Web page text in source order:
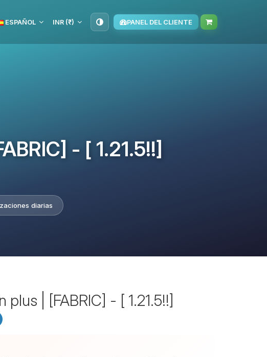
ESPAÑOL INR (₹) PANEL DEL CLIENTE
- [ 1.21.5!!]
diarias
| [FABRIC] - [ 1.21.5!!]